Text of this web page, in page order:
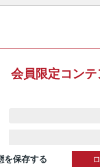
会員限定コンテ
を保存する